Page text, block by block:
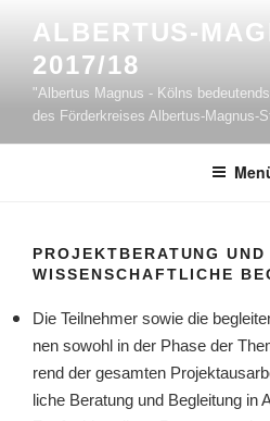
Inhalt
springen
ALBERTUS-
2017/18
"Albertus Magnus - Kölns
des Förderkreises Albertus-Magnus-
PROJEKTBERATUNG UND
WISSENSCHAFTLICHE
Die Teil­neh­mer sowie die
nen sowohl in der Pha­se der
rend der gesam­ten
li­che Bera­tung und Beglei­tung in